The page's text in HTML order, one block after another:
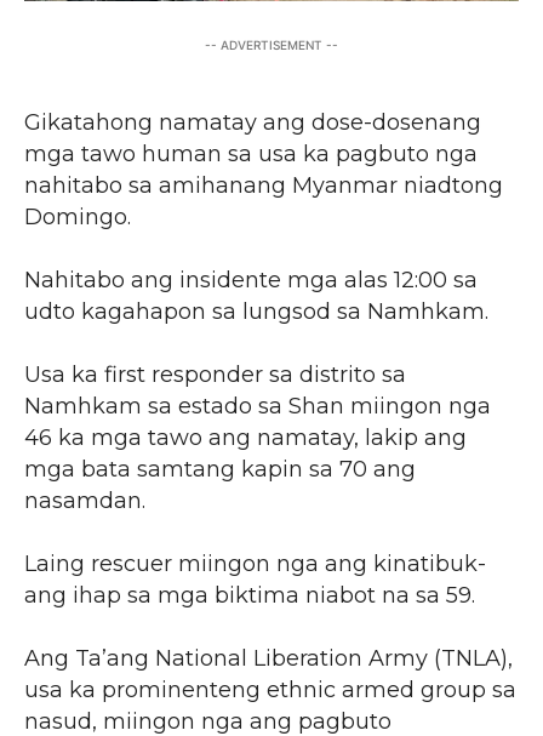
-- ADVERTISEMENT --
Gikatahong namatay ang dose-dosenang
mga tawo human sa usa ka pagbuto nga
nahitabo sa amihanang Myanmar niadtong
Domingo.
Nahitabo ang insidente mga alas 12:00 sa
udto kagahapon sa lungsod sa Namhkam.
Usa ka first responder sa distrito sa
Namhkam sa estado sa Shan miingon nga
46 ka mga tawo ang namatay, lakip ang
mga bata samtang kapin sa 70 ang
nasamdan.
Laing rescuer miingon nga ang kinatibuk-
ang ihap sa mga biktima niabot na sa 59.
Ang Ta’ang National Liberation Army (TNLA),
usa ka prominenteng ethnic armed group sa
nasud, miingon nga ang pagbuto